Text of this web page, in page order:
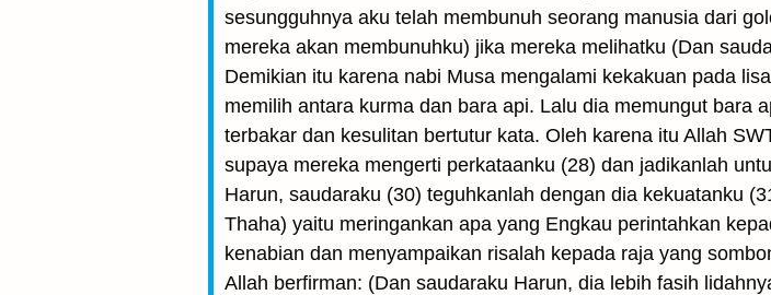
sesungguhnya aku telah membunuh seorang manusia dari
mereka akan membunuhku) jika mereka melihatku (Dan
Demikian itu karena nabi Musa mengalami kekakuan pada
memilih antara kurma dan bara api. Lalu dia memungut bara
terbakar dan kesulitan bertutur kata. Oleh karena itu Allah
supaya mereka mengerti perkataanku (28) dan jadikanlah
Harun, saudaraku (30) teguhkanlah dengan dia kekuatanku
Thaha) yaitu meringankan apa yang Engkau perintahkan
kenabian dan menyampaikan risalah kepada raja yang
Allah berfirman: (Dan saudaraku Harun, dia lebih fasih